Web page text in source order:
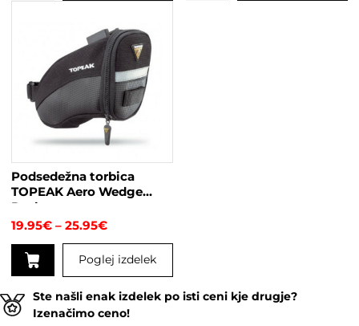
Podsedežna torbica
TOPEAK Aero Wedge
Pack
19.95€ – 25.95€Cenovni
od
19.95€
Poglej izdelek
izdelek
ima
Ste našli enak izdelek po isti ceni kje drugje?
Izenačimo ceno!